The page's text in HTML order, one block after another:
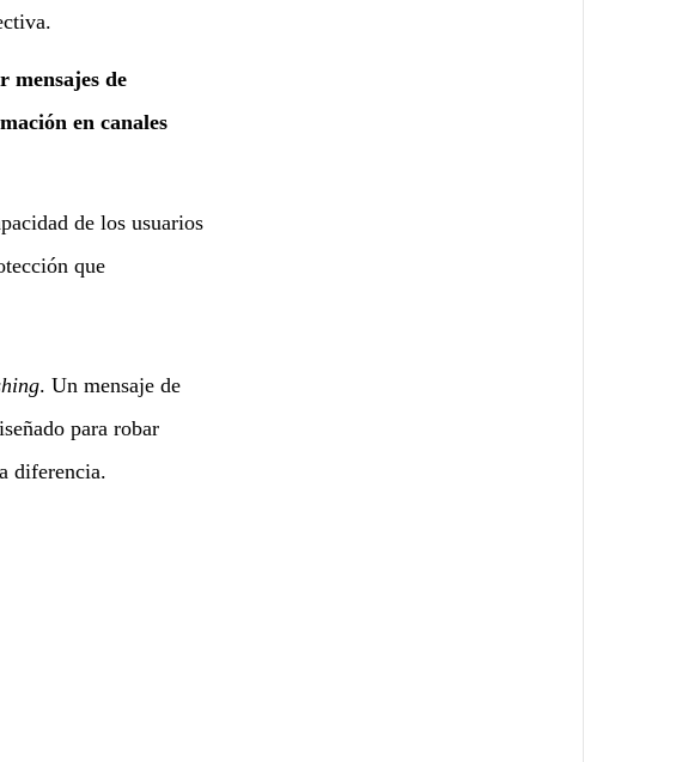
mensajes de
en canales
de los usuarios
que
. Un mensaje de
para robar
diferencia.